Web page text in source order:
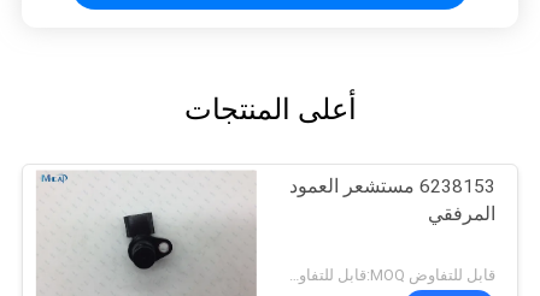
أعلى المنتجات
6238153 مستشعر العمود
المرفقي